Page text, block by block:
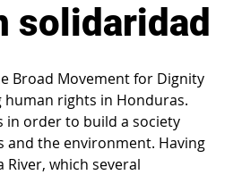
solidaridad
Broad Movement for Dignity
human rights in Honduras.
in order to build a society
and the environment. Having
which several